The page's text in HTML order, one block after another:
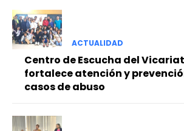
ACTUALIDAD
Centro de Escucha del
fortalece atención y
casos de abuso